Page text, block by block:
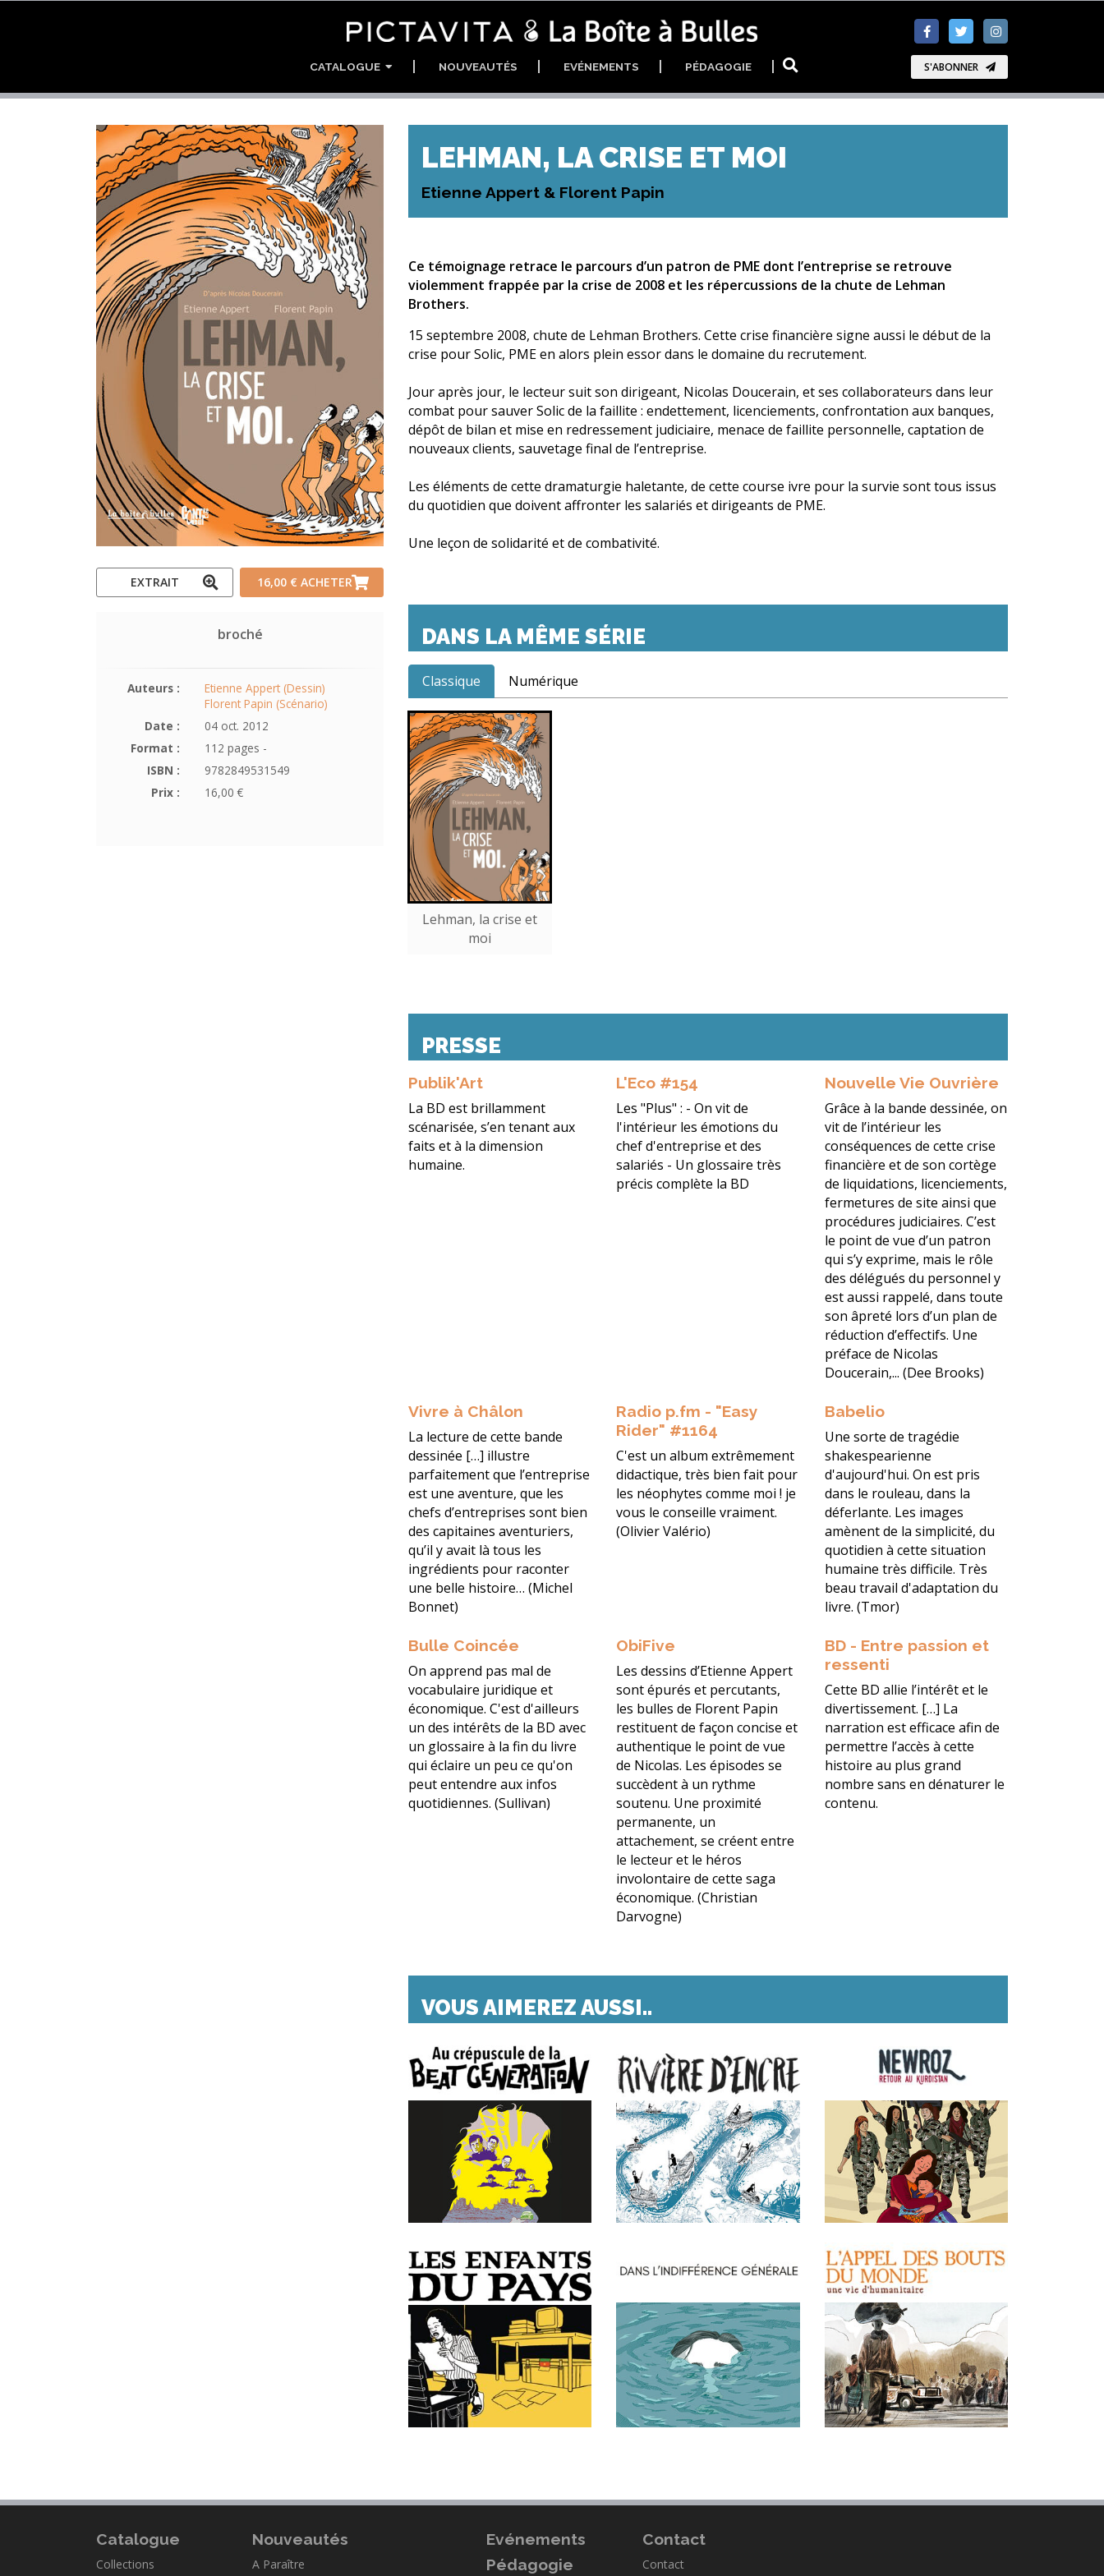
S'ABONNER
CATALOGUE NOUVEAUTÉS EVÉNEMENTS PÉDAGOGIE
EXTRAIT 16,00 € ACHETER
broché
Auteurs :
Etienne Appert (Dessin)
Florent Papin (Scénario)
Date :
04 oct. 2012
Format :
112 pages -
ISBN :
9782849531549
Prix :
16,00 €
LEHMAN, LA CRISE ET MOI
Etienne Appert & Florent Papin
Ce témoignage retrace le parcours d’un patron de PME dont l’entreprise se retrouve
violemment frappée par la crise de 2008 et les répercussions de la chute de Lehman
Brothers.
15 septembre 2008, chute de Lehman Brothers. Cette crise financière signe aussi le début de la
crise pour Solic, PME en alors plein essor dans le domaine du recrutement.
Jour après jour, le lecteur suit son dirigeant, Nicolas Doucerain, et ses collaborateurs dans leur
combat pour sauver Solic de la faillite : endettement, licenciements, confrontation aux banques,
dépôt de bilan et mise en redressement judiciaire, menace de faillite personnelle, captation de
nouveaux clients, sauvetage final de l’entreprise.
Les éléments de cette dramaturgie haletante, de cette course ivre pour la survie sont tous issus
du quotidien que doivent affronter les salariés et dirigeants de PME.
Une leçon de solidarité et de combativité.
DANS LA MÊME SÉRIE
Classique Numérique
Lehman, la crise et
moi
PRESSE
Publik'Art
La BD est brillamment
scénarisée, s’en tenant aux
faits et à la dimension
humaine.
L'Eco #154
Les "Plus" : - On vit de
l'intérieur les émotions du
chef d'entreprise et des
salariés - Un glossaire très
précis complète la BD
Nouvelle Vie Ouvrière
Grâce à la bande dessinée, on
vit de l’intérieur les
conséquences de cette crise
financière et de son cortège
de liquidations, licenciements,
fermetures de site ainsi que
procédures judiciaires. C’est
le point de vue d’un patron
qui s’y exprime, mais le rôle
des délégués du personnel y
est aussi rappelé, dans toute
son âpreté lors d’un plan de
réduction d’effectifs. Une
préface de Nicolas
Doucerain,... (Dee Brooks)
Vivre à Châlon
La lecture de cette bande
dessinée […] illustre
parfaitement que l’entreprise
est une aventure, que les
chefs d’entreprises sont bien
des capitaines aventuriers,
qu’il y avait là tous les
ingrédients pour raconter
une belle histoire… (Michel
Bonnet)
Radio p.fm - "Easy
Rider" #1164
C'est un album extrêmement
didactique, très bien fait pour
les néophytes comme moi ! je
vous le conseille vraiment.
(Olivier Valério)
Babelio
Une sorte de tragédie
shakespearienne
d'aujourd'hui. On est pris
dans le rouleau, dans la
déferlante. Les images
amènent de la simplicité, du
quotidien à cette situation
humaine très difficile. Très
beau travail d'adaptation du
livre. (Tmor)
Bulle Coincée
On apprend pas mal de
vocabulaire juridique et
économique. C'est d'ailleurs
un des intérêts de la BD avec
un glossaire à la fin du livre
qui éclaire un peu ce qu'on
peut entendre aux infos
quotidiennes. (Sullivan)
ObiFive
Les dessins d’Etienne Appert
sont épurés et percutants,
les bulles de Florent Papin
restituent de façon concise et
authentique le point de vue
de Nicolas. Les épisodes se
succèdent à un rythme
soutenu. Une proximité
permanente, un
attachement, se créent entre
le lecteur et le héros
involontaire de cette saga
économique. (Christian
Darvogne)
BD - Entre passion et
ressenti
Cette BD allie l’intérêt et le
divertissement. […] La
narration est efficace afin de
permettre l’accès à cette
histoire au plus grand
nombre sans en dénaturer le
contenu.
VOUS AIMEREZ AUSSI..
Catalogue
Collections
Nouveautés
A Paraître
Evénements
Pédagogie
Contact
Contact